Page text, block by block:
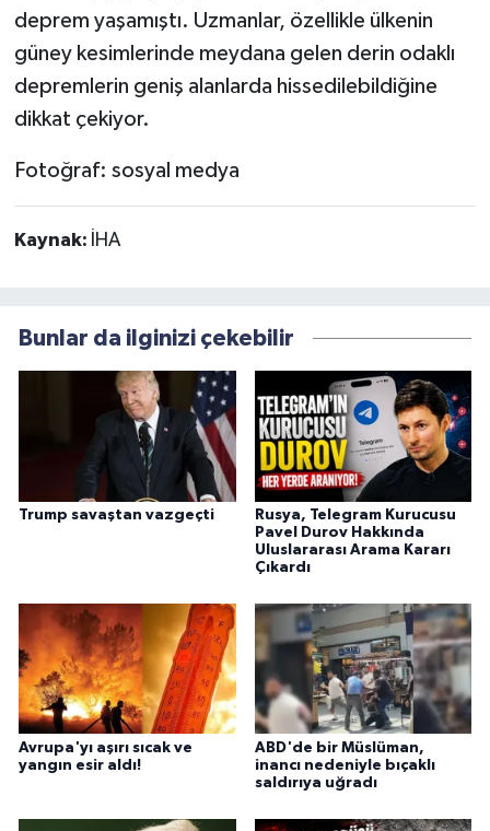
deprem yaşamıştı. Uzmanlar, özellikle ülkenin
güney kesimlerinde meydana gelen derin odaklı
depremlerin geniş alanlarda hissedilebildiğine
dikkat çekiyor.
Fotoğraf: sosyal medya
Kaynak: İHA
Bunlar da ilginizi çekebilir
Trump savaştan vazgeçti
Rusya, Telegram Kurucusu
Pavel Durov Hakkında
Uluslararası Arama Kararı
Çıkardı
Avrupa'yı aşırı sıcak ve
yangın esir aldı!
ABD'de bir Müslüman,
inancı nedeniyle bıçaklı
saldırıya uğradı